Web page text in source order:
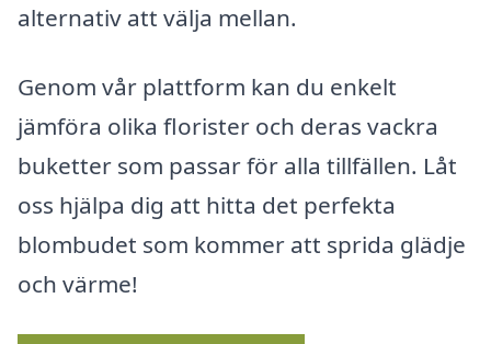
alternativ att välja mellan.
Genom vår plattform kan du enkelt
jämföra olika florister och deras vackra
buketter som passar för alla tillfällen. Låt
oss hjälpa dig att hitta det perfekta
blombudet som kommer att sprida glädje
och värme!